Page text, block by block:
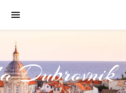
Dubrovnik